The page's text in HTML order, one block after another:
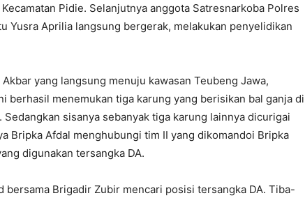
Pidie. Selanjutnya anggota Satresnarkoba Polres
Yusra Aprilia langsung bergerak, melakukan penyelidikan
yang langsung menuju kawasan Teubeng Jawa,
berhasil menemukan tiga karung yang berisikan bal ganja di
sisanya sebanyak tiga karung lainnya dicurigai
Bripka Afdal menghubungi tim II yang dikomandoi Bripka
digunakan tersangka DA.
bersama Brigadir Zubir mencari posisi tersangka DA. Tiba-